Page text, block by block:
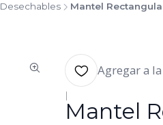
Desechables Mantel
Agregar a
|
Mantel